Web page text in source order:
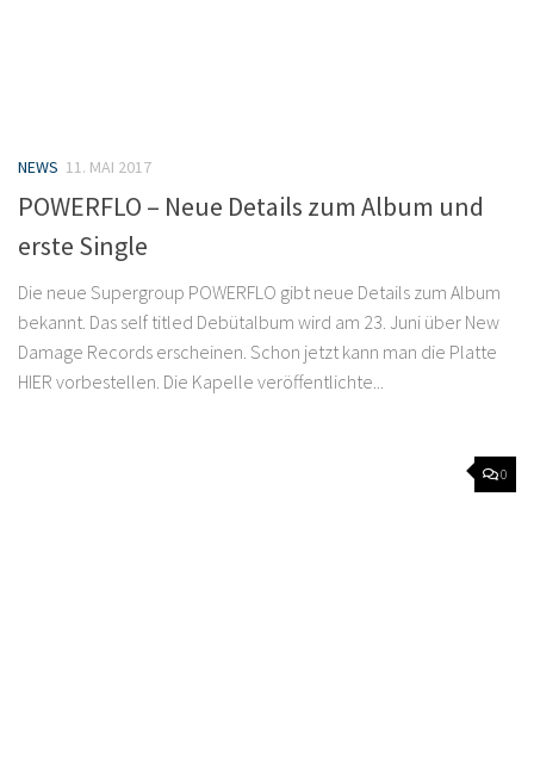
NEWS 11. MAI 2017
POWERFLO – Neue Details zum Album und
erste Single
Die neue Supergroup POWERFLO gibt neue Details zum Album
bekannt. Das self titled Debütalbum wird am 23. Juni über New
Damage Records erscheinen. Schon jetzt kann man die Platte
HIER vorbestellen. Die Kapelle veröffentlichte...
0